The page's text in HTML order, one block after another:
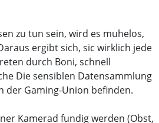
zu tun sein, wird es muhelos,
ergibt sich, sic wirklich jede
durch Boni, schnell
Die sensiblen Datensammlung
der Gaming-Union befinden.
Kamerad fundig werden (Obst,